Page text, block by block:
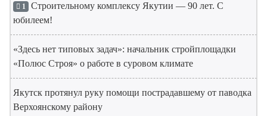
1 Строительному комплексу Якутии — 90 лет. С
юбилеем!
«Здесь нет типовых задач»: начальник стройплощадки
«Полюс Строя» о работе в суровом климате
Якутск протянул руку помощи пострадавшему от паводка
Верхоянскому району